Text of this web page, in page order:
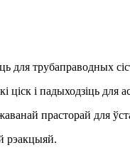
трубаправодных
і падыходзіць для
прасторай для
рэакцыяй.